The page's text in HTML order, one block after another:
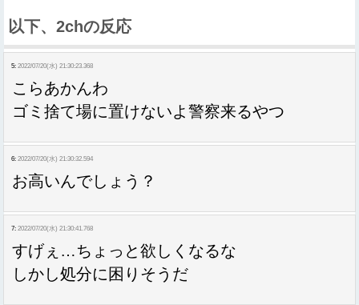
以下、2chの反応
5: 2022/07/20(水) 21:30:23.368
こらあかんわ
ゴミ捨て場に置けないよ警察来るやつ
6: 2022/07/20(水) 21:30:32.594
お高いんでしょう？
7: 2022/07/20(水) 21:30:41.768
すげぇ…ちょっと欲しくなるな
しかし処分に困りそうだ